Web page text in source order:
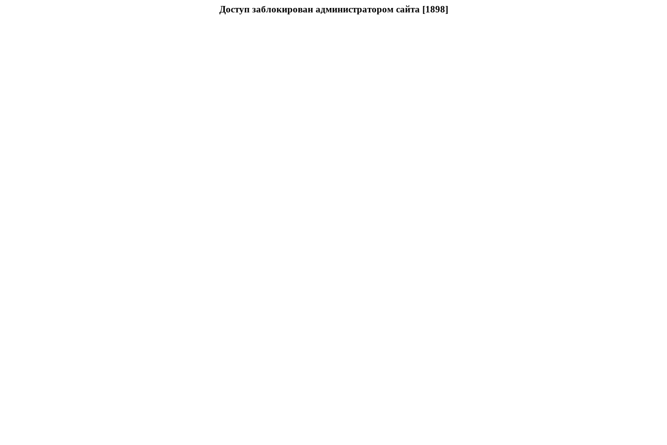
Доступ заблокирован администратором сайта [1898]